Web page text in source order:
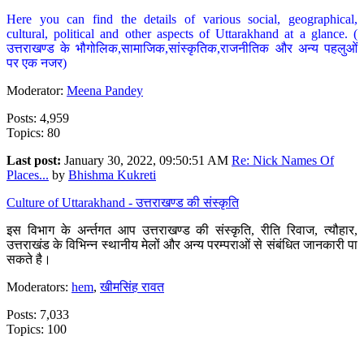
Here you can find the details of various social, geographical,
cultural, political and other aspects of Uttarakhand at a glance. (
उत्तराखण्ड के भौगोलिक,सामाजिक,सांस्कृतिक,राजनीतिक और अन्य पहलुओं
पर एक नजर)
Moderator: Meena Pandey
Posts: 4,959
Topics: 80
Last post: January 30, 2022, 09:50:51 AM Re: Nick Names Of
Places... by Bhishma Kukreti
Culture of Uttarakhand - उत्तराखण्ड की संस्कृति
इस विभाग के अर्न्तगत आप उत्तराखण्ड की संस्कृति, रीति रिवाज, त्यौहार,
उत्तराखंड के विभिन्न स्थानीय मेलों और अन्य परम्पराओं से संबंधित जानकारी पा
सकते है।
Moderators: hem,खीमसिंह रावत
Posts: 7,033
Topics: 100